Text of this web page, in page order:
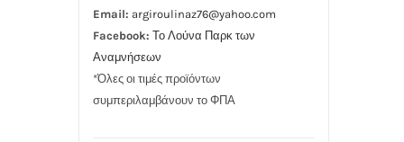
Email: argiroulinaz76@yahoo.com
Facebook: Το Λούνα Παρκ των
Αναμνήσεων
*Όλες οι τιμές προϊόντων
συμπεριλαμβάνουν το ΦΠΑ